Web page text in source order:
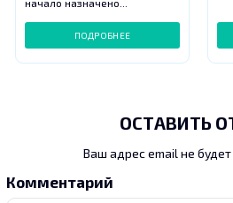
ПОДРОБНЕЕ
ОСТАВИТЬ
Ваш адрес email не
Комментарий